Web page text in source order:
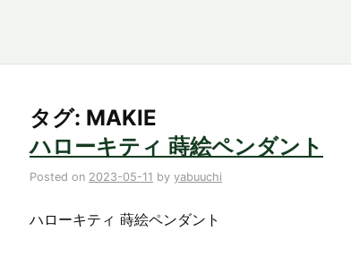
タグ: MAKIE
ハローキティ 蒔絵ペンダント
Posted on 2023-05-11 by yabuuchi
ハローキティ 蒔絵ペンダント